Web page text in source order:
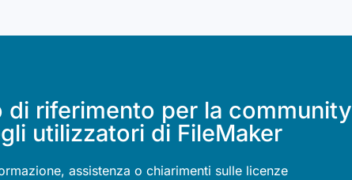
di riferimento per la community
utilizzatori di FileMaker
assistenza o chiarimenti sulle licenze